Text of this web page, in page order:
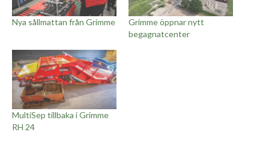
Nya sållmattan från Grimme
Grimme öppnar nytt
begagnatcenter
MultiSep tillbaka i Grimme
RH 24